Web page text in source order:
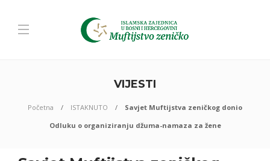
VIJESTI
Početna ISTAKNUTO
Savjet Muftijstva zeničkog donio
Odluku o organiziranju džuma-namaza za žene